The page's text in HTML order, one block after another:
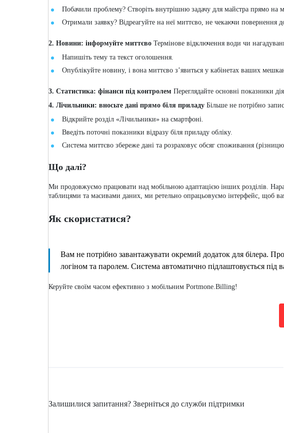
Побачили проблему? Створіть внутрішню задачу для майстра прямо на
Отримали заявку? Відреагуйте на неї миттєво, не чекаючи повернення
2. Новини: інформуйте миттєво Термінове відключення води чи
Напишіть тему та текст оголошення.
Опублікуйте новину, і вона миттєво з’явиться у кабінетах ваших
3. Статистика: фінанси під контролем Переглядайте основні показники
4. Лічильники: вносьте дані прямо біля приладу Більше не потрібно
Відкрийте розділ «Лічильники» на смартфоні.
Введіть поточні показники відразу біля приладу обліку.
Система миттєво збереже дані та розраховує обсяг споживання
Що далі?
Ми продовжуємо працювати над мобільною адаптацією інших розділів.
таблицями та масивами даних, ми ретельно опрацьовуємо інтерфейс, щоб
Як скористатися?
Вам не потрібно завантажувати окремий додаток для білера.
логіном та паролем. Система автоматично підлаштовується
Керуйте своїм часом ефективно з мобільним Portmone.Billing!
Залишилися запитання? Зверніться до служби підтримки